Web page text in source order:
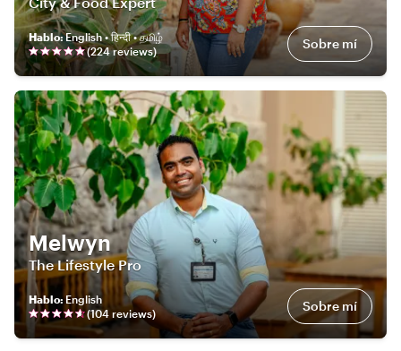
Hablo:English • हिन्दी • தமிழ்
(224reviews) Sobre mí
Melwyn
The Lifestyle Pro
Hablo:English
(104 reviews) Sobre mí